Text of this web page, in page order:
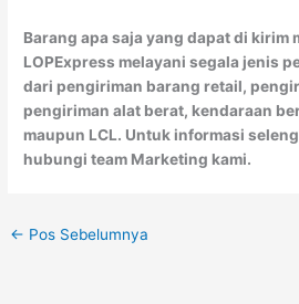
Barang apa saja yang dapat di kirim
LOPExpress melayani segala jenis
dari pengiriman barang retail,
pengiriman alat berat, kendaraan
maupun LCL. Untuk informasi
hubungi team Marketing kami.
← Pos Sebelumnya